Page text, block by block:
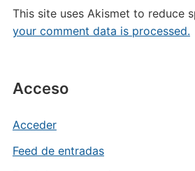
Acceso
Acceder
Feed de entradas
This site uses Akismet to reduce
your comment data is processed.